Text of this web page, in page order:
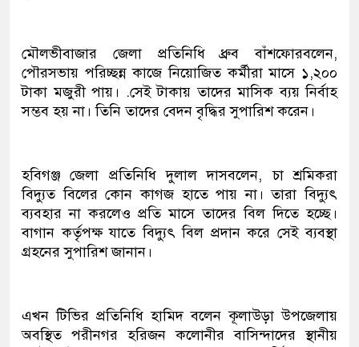
মৌলভীবাজার জেলা প্রতিনিধি ধ্রুব বাঁশফোরবলেন,
পৌরসভায় পরিচ্ছন্ন কাজে নিয়োজিত কর্মীরা মাসে ১,২০০
টাকা মজুরী পায়। .সেই টাকায় তাদের মাসিক ব্যয় নির্বাহ
সম্ভব হয় না। তিনি তাদের বেদন বৃদ্ধির সুপারিশ করেন।
হবিগঞ্জ জেলা প্রতিনিধি দুলাল দাসবলেন, চা শ্রমিকরা
বিদ্যুত বিলের কোন কাগজ হাতে পায় না। তারা বিদ্যুৎ
ব্যবহার না করলেও প্রতি মাসে তাদের বিল দিতে হচ্ছে।
বাগান কর্তৃপক্ষ যাতে বিদ্যুৎ বিল প্রদান করে সেই ব্যবস্থা
গ্রহনের সুপারিশ জানান।
এখন টিভির প্রতিনিধি হামিদ বলেন কূলাউড়া উপজেলায়
অবস্থিত পরীনগর হরিজন কলোনীর বাসিন্দাদের স্থানীয়